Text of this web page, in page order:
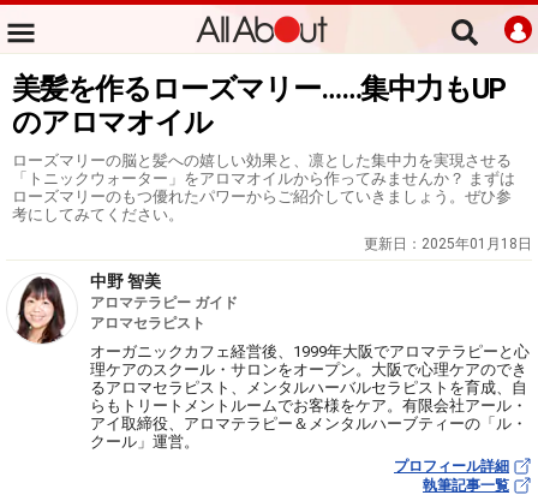
美髪を作るローズマリー……集中力もUP
のアロマオイル
ローズマリーの脳と髪への嬉しい効果と、凛とした集中力を実現させる
「トニックウォーター」をアロマオイルから作ってみませんか？ まずは
ローズマリーのもつ優れたパワーからご紹介していきましょう。ぜひ参
考にしてみてください。
更新日： 2025年01月18日
中野 智美
アロマテラピー ガイド
アロマセラピスト
オーガニックカフェ経営後、1999年大阪でアロマテラピーと心
理ケアのスクール・サロンをオープン。大阪で心理ケアのでき
るアロマセラピスト、メンタルハーバルセラピストを育成、自
らもトリートメントルームでお客様をケア。有限会社アール・
アイ取締役、アロマテラピー＆メンタルハーブティーの「ル・
クール」運営。
プロフィール詳細
執筆記事一覧